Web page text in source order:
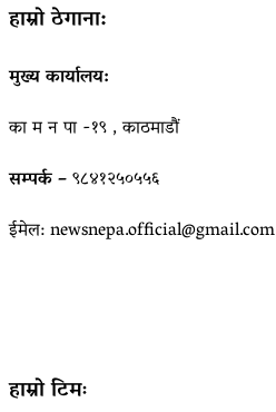
हाम्रो ठेगाना:
मुख्य कार्यालय:
का म न पा -१९ , काठमाडौं
सम्पर्क –९८४१२५०५५६
ईमेल: newsnepa.official@gmail.com
हाम्रो टिमः